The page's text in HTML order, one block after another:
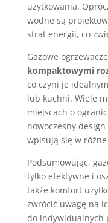
użytkowania.
wodne są
strat energii, co
Gazowe
kompaktowymi
co czyni je
lub kuchni. Wiele
miejscach o
nowoczesny
wpisują się w różne
Podsumowując,
tylko efektywne i
także komfort
zwrócić uwagę na
do indywidualnych